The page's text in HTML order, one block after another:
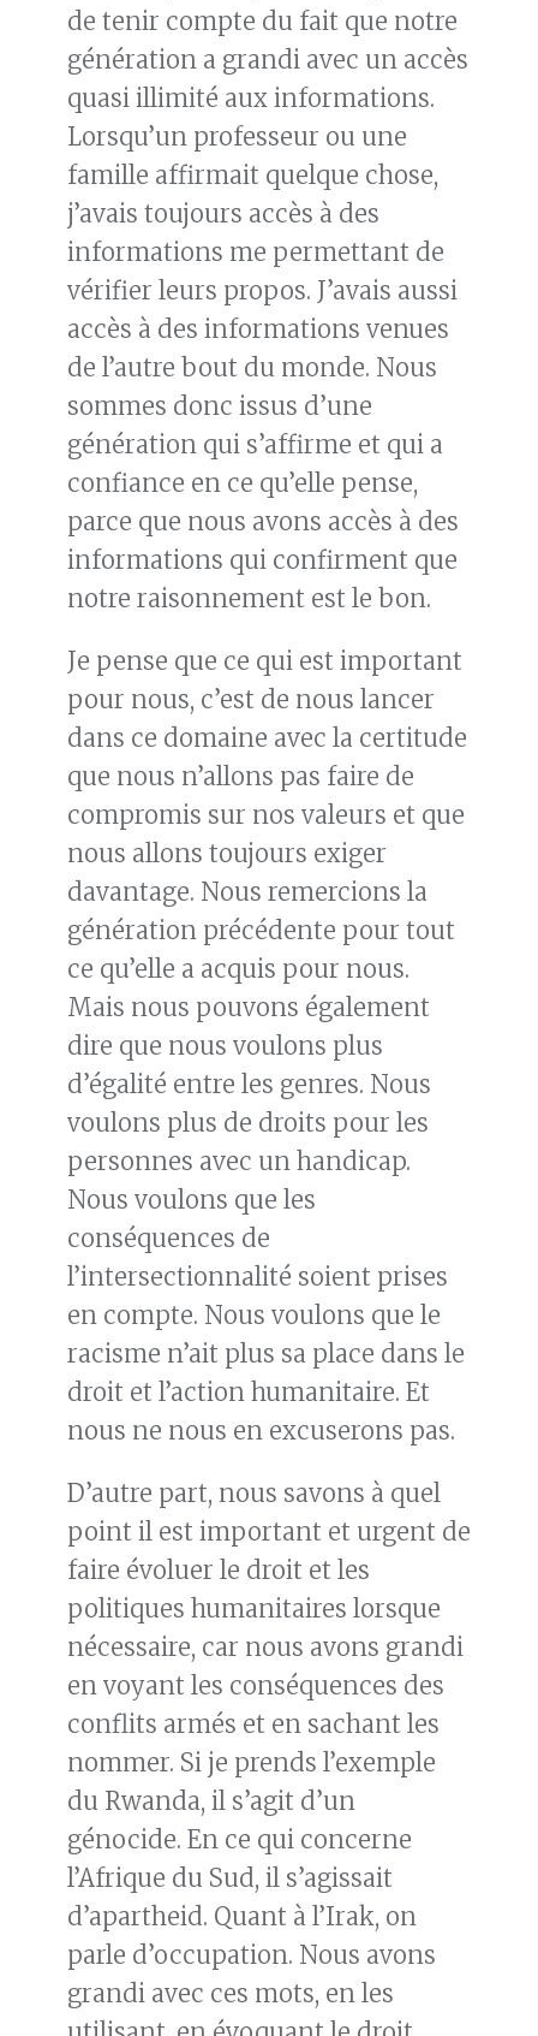
de tenir compte du fait que notre
génération a grandi avec un accès
quasi illimité aux informations.
Lorsqu’un professeur ou une
famille affirmait quelque chose,
j’avais toujours accès à des
informations me permettant de
vérifier leurs propos. J’avais aussi
accès à des informations venues
de l’autre bout du monde. Nous
sommes donc issus d’une
génération qui s’affirme et qui a
confiance en ce qu’elle pense,
parce que nous avons accès à des
informations qui confirment que
notre raisonnement est le bon.
Je pense que ce qui est important
pour nous, c’est de nous lancer
dans ce domaine avec la certitude
que nous n’allons pas faire de
compromis sur nos valeurs et que
nous allons toujours exiger
davantage. Nous remercions la
génération précédente pour tout
ce qu’elle a acquis pour nous.
Mais nous pouvons également
dire que nous voulons plus
d’égalité entre les genres. Nous
voulons plus de droits pour les
personnes avec un handicap.
Nous voulons que les
conséquences de
l’intersectionnalité soient prises
en compte. Nous voulons que le
racisme n’ait plus sa place dans le
droit et l’action humanitaire. Et
nous ne nous en excuserons pas.
D’autre part, nous savons à quel
point il est important et urgent de
faire évoluer le droit et les
politiques humanitaires lorsque
nécessaire, car nous avons grandi
en voyant les conséquences des
conflits armés et en sachant les
nommer. Si je prends l’exemple
du Rwanda, il s’agit d’un
génocide. En ce qui concerne
l’Afrique du Sud, il s’agissait
d’apartheid. Quant à l’Irak, on
parle d’occupation. Nous avons
grandi avec ces mots, en les